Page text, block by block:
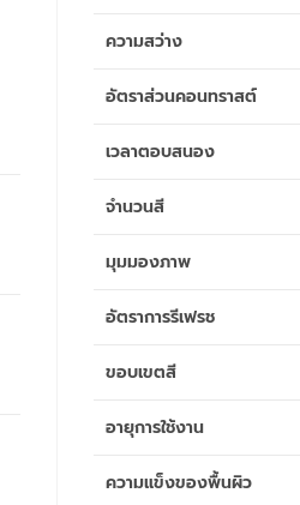
ความสว่าง
อัตราส่วนคอนทราสต์
เวลาตอบสนอง
จำนวนสี
มุมมองภาพ
อัตราการรีเฟรช
ขอบเขตสี
อายุการใช้งาน
ความแข็งของพื้นผิว